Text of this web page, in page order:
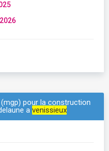
pour la construction
a venissieux